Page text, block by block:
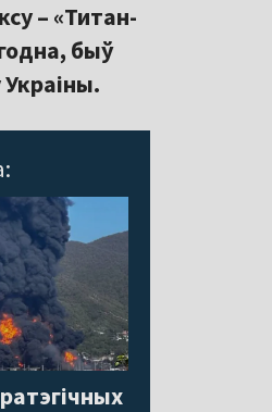
– «Титан-
быў